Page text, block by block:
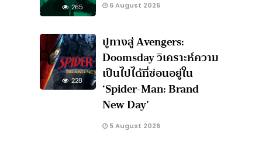
265 6 August 2026
228
ปูทางสู่ Avengers:
Doomsday วิเคราะห์ความ
เป็นไปได้ที่ซ่อนอยู่ใน
‘Spider-Man: Brand
New Day’
5 August 2026